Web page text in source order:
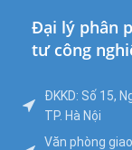
Đại lý phân
tư công
ĐKKD: Số 15,
TP. Hà Nội
Văn phòng